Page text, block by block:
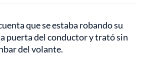
que se estaba robando su
puerta del conductor y trató sin
del volante.